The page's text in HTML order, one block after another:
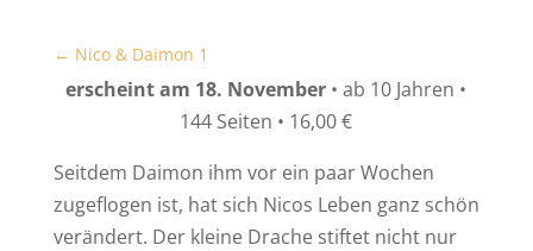
← Nico & Daimon 1
erscheint am 18. November • ab 10 Jahren •
144 Seiten • 16,00 €
Seitdem Daimon ihm vor ein paar Wochen
zugeflogen ist, hat sich Nicos Leben ganz schön
verändert. Der kleine Drache stiftet nicht nur